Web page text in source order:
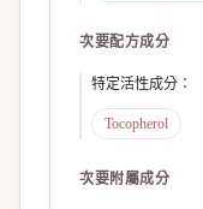
次要配方成分
特定活性成分 ：
Tocopherol
次要附屬成分